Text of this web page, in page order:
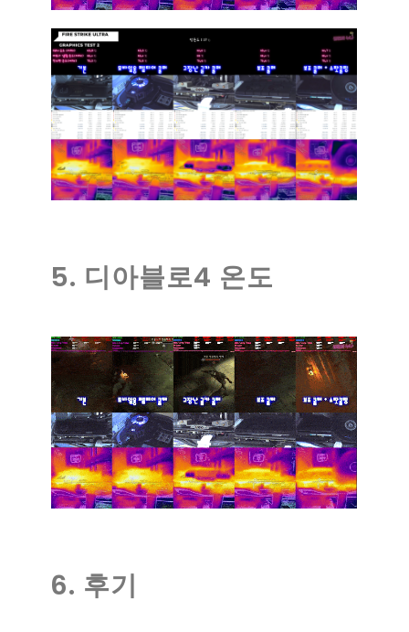
5. 디아블로4 온도
6. 후기